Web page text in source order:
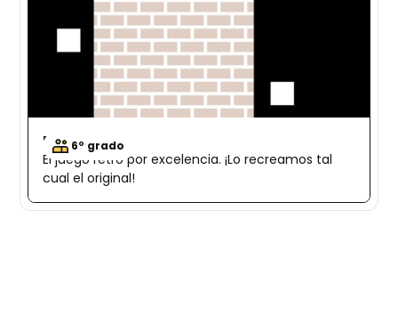
6º grado
Pacman
El juego retro por excelencia. ¡Lo recreamos tal
cual el original!